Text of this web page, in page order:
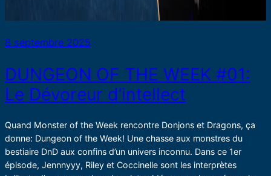
8 septembre 2025
DUNGEON OF THE WEEK #01:
Le Dévoreur d’intellect
Quand Monster of the Week rencontre Donjons et Dragons, ça
donne: Dungeon of the Week! Une chasse aux monstres du
bestiaire DnD aux confins d’un univers inconnu. Dans ce 1er
épisode, Jennnyyy, Riley et Coccinelle sont les interprètes